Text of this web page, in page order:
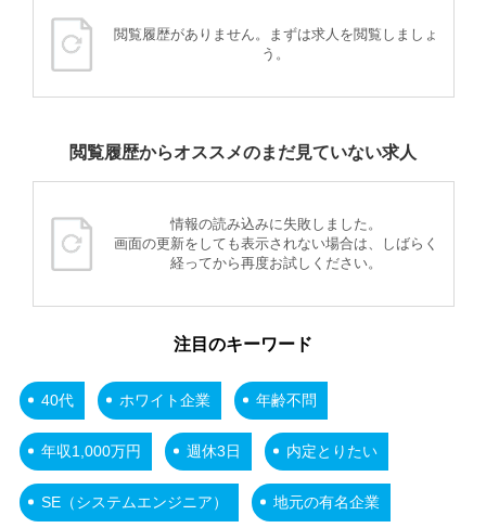
閲覧履歴がありません。まずは求人を閲覧しましょ
う。
閲覧履歴からオススメのまだ見ていない求人
情報の読み込みに失敗しました。
画面の更新をしても表示されない場合は、しばらく
経ってから再度お試しください。
注目のキーワード
40代 ホワイト企業 年齢不問
年収1,000万円 週休3日 内定とりたい
SE（システムエンジニア） 地元の有名企業